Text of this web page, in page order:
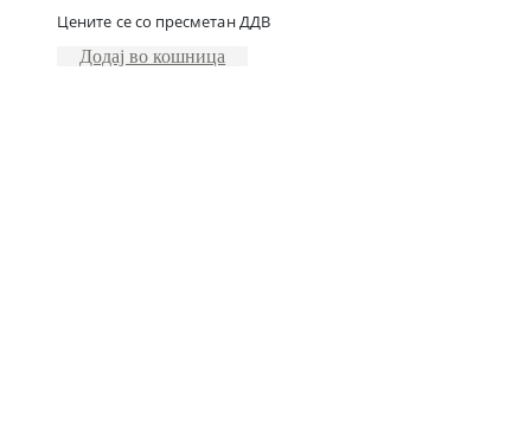
Цените се со пресметан ДДВ
Додај во кошница